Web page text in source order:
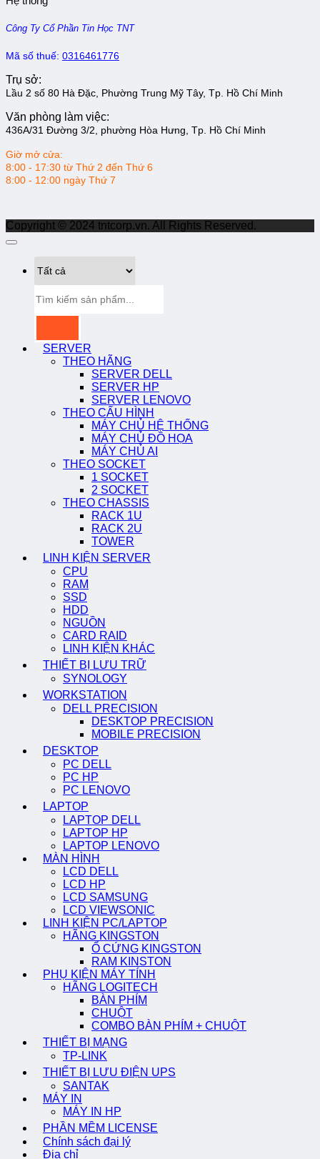
Công Ty Cổ Phần Tin Học TNT
Mã số thuế: 0316461776
Trụ sở:
Lầu 2 số 80 Hà Đặc, Phường Trung Mỹ Tây, Tp. Hồ Chí Minh
Văn phòng làm việc:
436A/31 Đường 3/2, phường Hòa Hưng, Tp. Hồ Chí Minh
Giờ mở cửa:
8:00 - 17:30 từ Thứ 2 đến Thứ 6
8:00 - 12:00 ngày Thứ 7
Copyright © 2024 tntcorp.vn. All Rights Reserved.
kiếm:
SERVER
THEO HÃNG
SERVER DELL
SERVER HP
SERVER LENOVO
THEO CẤU HÌNH
MÁY CHỦ HỆ THỐNG
MÁY CHỦ ĐỒ HỌA
MÁY CHỦ AI
THEO SOCKET
1 SOCKET
2 SOCKET
THEO CHASSIS
RACK 1U
RACK 2U
TOWER
LINH KIỆN SERVER
CPU
RAM
SSD
HDD
NGUỒN
CARD RAID
LINH KIỆN KHÁC
THIẾT BỊ LƯU TRỮ
SYNOLOGY
WORKSTATION
DELL PRECISION
DESKTOP PRECISION
MOBILE PRECISION
DESKTOP
PC DELL
PC HP
PC LENOVO
LAPTOP
LAPTOP DELL
LAPTOP HP
LAPTOP LENOVO
MÀN HÌNH
LCD DELL
LCD HP
LCD SAMSUNG
LCD VIEWSONIC
LINH KIỆN PC/LAPTOP
HÃNG KINGSTON
Ổ CỨNG KINGSTON
RAM KINSTON
PHỤ KIỆN MÁY TÍNH
HÃNG LOGITECH
BÀN PHÍM
CHUỘT
COMBO BÀN PHÍM + CHUỘT
THIẾT BỊ MẠNG
TP-LINK
THIẾT BỊ LƯU ĐIỆN UPS
SANTAK
MÁY IN
MÁY IN HP
PHẦN MỀM LICENSE
Chính sách đại lý
Địa chỉ